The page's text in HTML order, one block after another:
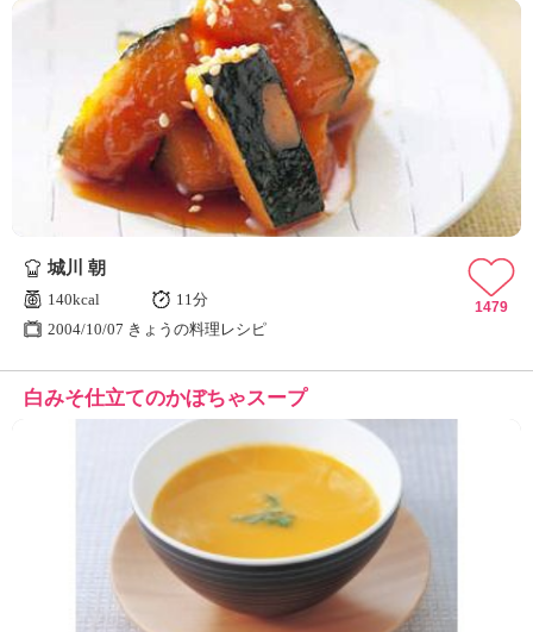
城川 朝
140kcal
11分
2004/10/07 きょうの料理レシピ
1479
白みそ仕立てのかぼちゃスープ